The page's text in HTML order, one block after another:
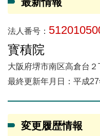
最新情報
法人番号：
寳積院
大阪府堺市南区高倉台
最終更新年月日：平成27
変更履歴情報